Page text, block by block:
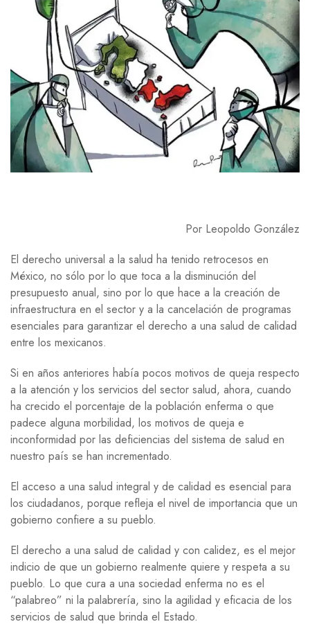
Por Leopoldo González
El derecho universal a la salud ha tenido retrocesos en
México, no sólo por lo que toca a la disminución del
presupuesto anual, sino por lo que hace a la creación de
infraestructura en el sector y a la cancelación de programas
esenciales para garantizar el derecho a una salud de calidad
entre los mexicanos.
Si en años anteriores había pocos motivos de queja respecto
a la atención y los servicios del sector salud, ahora, cuando
ha crecido el porcentaje de la población enferma o que
padece alguna morbilidad, los motivos de queja e
inconformidad por las deficiencias del sistema de salud en
nuestro país se han incrementado.
El acceso a una salud integral y de calidad es esencial para
los ciudadanos, porque refleja el nivel de importancia que un
gobierno confiere a su pueblo.
El derecho a una salud de calidad y con calidez, es el mejor
indicio de que un gobierno realmente quiere y respeta a su
pueblo. Lo que cura a una sociedad enferma no es el
“palabreo” ni la palabrería, sino la agilidad y eficacia de los
servicios de salud que brinda el Estado.